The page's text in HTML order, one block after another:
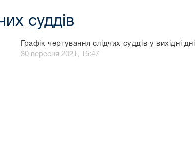
суддів
Графік чергування слідчих суддів у вихідні дні
30 вересня 2021, 15:47